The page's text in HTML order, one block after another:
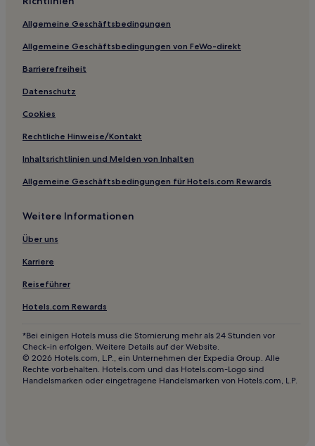
Allgemeine Geschäftsbedingungen
Allgemeine Geschäftsbedingungen von FeWo-direkt
Barrierefreiheit
Datenschutz
Cookies
Rechtliche Hinweise/Kontakt
Inhaltsrichtlinien und Melden von Inhalten
Allgemeine Geschäftsbedingungen für Hotels.com Rewards
Weitere Informationen
Über uns
Karriere
Reiseführer
Hotels.com Rewards
*Bei einigen Hotels muss die Stornierung mehr als 24 Stunden vor
Check-in erfolgen. Weitere Details auf der Website.
© 2026 Hotels.com, L.P., ein Unternehmen der Expedia Group. Alle
Rechte vorbehalten. Hotels.com und das Hotels.com-Logo sind
Handelsmarken oder eingetragene Handelsmarken von Hotels.com, L.P.